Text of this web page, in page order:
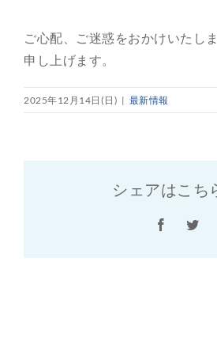
ご心配、ご迷惑をおかけいたし
申し上げます。
2025年12月14日(日) | 最新情報
シェアはこち
Facebook